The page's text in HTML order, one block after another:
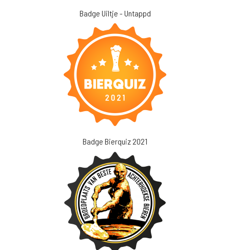
Badge Uiltje - Untappd
Badge Bierquiz 2021